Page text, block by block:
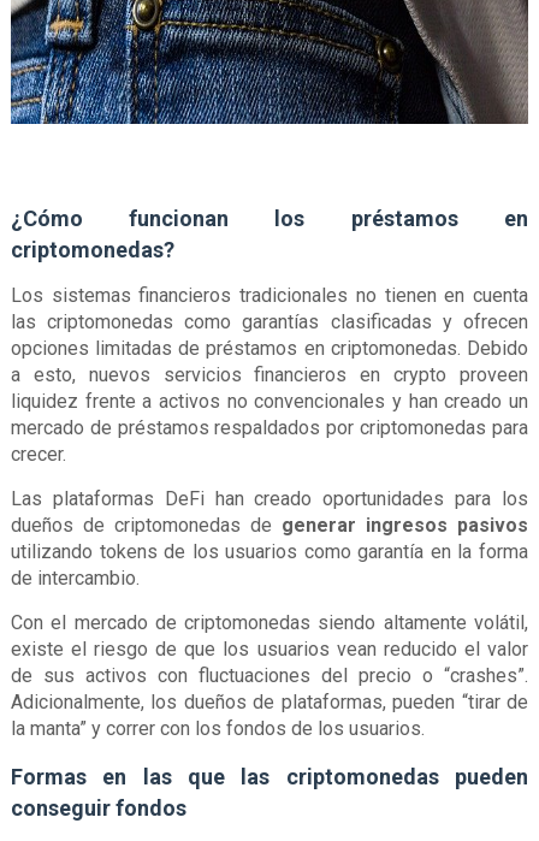
¿Cómo funcionan los préstamos en
criptomonedas?
Los sistemas financieros tradicionales no tienen en cuenta
las criptomonedas como garantías clasificadas y ofrecen
opciones limitadas de préstamos en criptomonedas. Debido
a esto, nuevos servicios financieros en crypto proveen
liquidez frente a activos no convencionales y han creado un
mercado de préstamos respaldados por criptomonedas para
crecer.
Las plataformas DeFi han creado oportunidades para los
dueños de criptomonedas de generar ingresos pasivos
utilizando tokens de los usuarios como garantía en la forma
de intercambio.
Con el mercado de criptomonedas siendo altamente volátil,
existe el riesgo de que los usuarios vean reducido el valor
de sus activos con fluctuaciones del precio o “crashes”.
Adicionalmente, los dueños de plataformas, pueden “tirar de
la manta” y correr con los fondos de los usuarios.
Formas en las que las criptomonedas pueden
conseguir fondos